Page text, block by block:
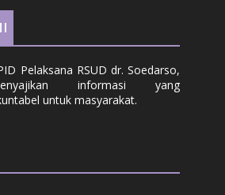
Pelaksana RSUD dr. Soedarso,
informasi yang
untuk masyarakat.